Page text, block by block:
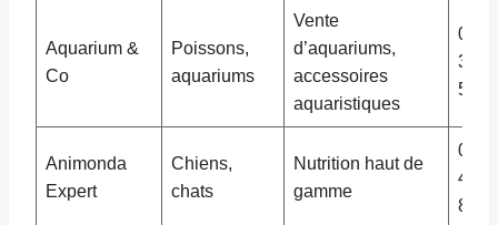
Aquarium &
Co
Poissons,
aquariums
Vente
d’aquariums,
accessoires
aquaristiques
03
34
56
Animonda
Expert
Chiens,
chats
Nutrition haut de
gamme
03
45
89